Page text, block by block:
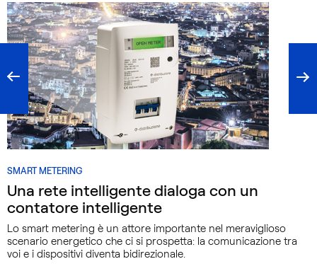
I
NUOVI
CONTATORI
OPEN
SMART METERING
Una rete intelligente dialoga con un
contatore intelligente
Lo smart metering è un attore importante nel meraviglioso
scenario energetico che ci si prospetta: la comunicazione tra
voi e i dispositivi diventa bidirezionale.